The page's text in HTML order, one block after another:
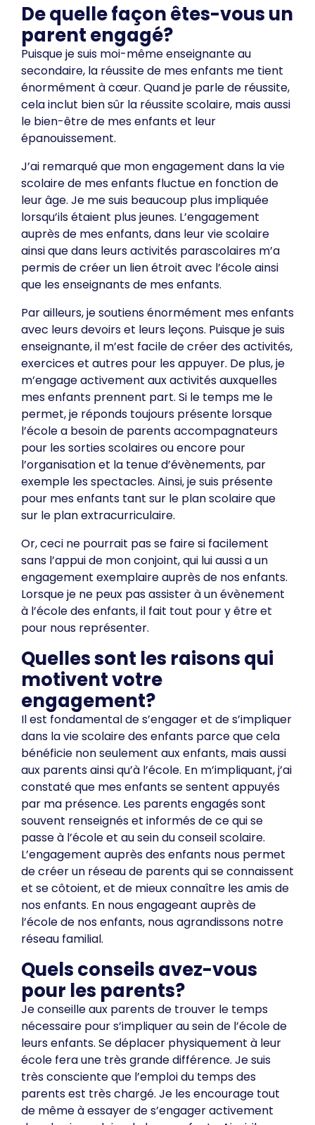
De quelle façon êtes-vous un
parent engagé?
Puisque je suis moi-même enseignante au
secondaire, la réussite de mes enfants me tient
énormément à cœur. Quand je parle de réussite,
cela inclut bien sûr la réussite scolaire, mais aussi
le bien-être de mes enfants et leur
épanouissement.
J’ai remarqué que mon engagement dans la vie
scolaire de mes enfants fluctue en fonction de
leur âge. Je me suis beaucoup plus impliquée
lorsqu’ils étaient plus jeunes. L’engagement
auprès de mes enfants, dans leur vie scolaire
ainsi que dans leurs activités parascolaires m’a
permis de créer un lien étroit avec l’école ainsi
que les enseignants de mes enfants.
Par ailleurs, je soutiens énormément mes enfants
avec leurs devoirs et leurs leçons. Puisque je suis
enseignante, il m’est facile de créer des activités,
exercices et autres pour les appuyer. De plus, je
m’engage activement aux activités auxquelles
mes enfants prennent part. Si le temps me le
permet, je réponds toujours présente lorsque
l’école a besoin de parents accompagnateurs
pour les sorties scolaires ou encore pour
l’organisation et la tenue d’évènements, par
exemple les spectacles. Ainsi, je suis présente
pour mes enfants tant sur le plan scolaire que
sur le plan extracurriculaire.
Or, ceci ne pourrait pas se faire si facilement
sans l’appui de mon conjoint, qui lui aussi a un
engagement exemplaire auprès de nos enfants.
Lorsque je ne peux pas assister à un évènement
à l’école des enfants, il fait tout pour y être et
pour nous représenter.
Quelles sont les raisons qui
motivent votre
engagement?
Il est fondamental de s’engager et de s’impliquer
dans la vie scolaire des enfants parce que cela
bénéficie non seulement aux enfants, mais aussi
aux parents ainsi qu’à l’école. En m’impliquant, j’ai
constaté que mes enfants se sentent appuyés
par ma présence. Les parents engagés sont
souvent renseignés et informés de ce qui se
passe à l’école et au sein du conseil scolaire.
L’engagement auprès des enfants nous permet
de créer un réseau de parents qui se connaissent
et se côtoient, et de mieux connaître les amis de
nos enfants. En nous engageant auprès de
l’école de nos enfants, nous agrandissons notre
réseau familial.
Quels conseils avez-vous
pour les parents?
Je conseille aux parents de trouver le temps
nécessaire pour s’impliquer au sein de l’école de
leurs enfants. Se déplacer physiquement à leur
école fera une très grande différence. Je suis
très consciente que l’emploi du temps des
parents est très chargé. Je les encourage tout
de même à essayer de s’engager activement